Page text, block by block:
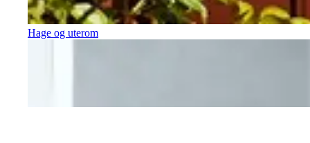
Hage og uterom